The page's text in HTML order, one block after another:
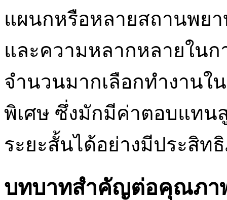
แผนกหรือหลายสถานพย
และความหลากหลายใน
จำนวนมากเลือกทำงานใ
พิเศษ ซึ่งมักมีค่าตอบแทน
ระยะสั้นได้อย่างมีประสิท
บทบาทสำคัญต่อคุณภา